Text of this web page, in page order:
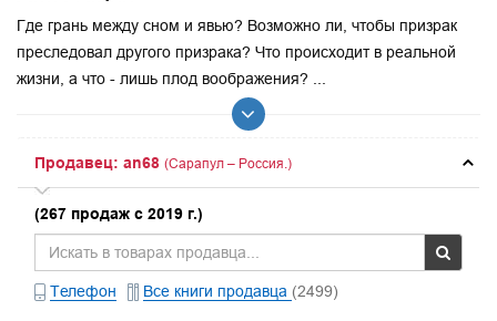
Где грань между сном и явью? Возможно ли, чтобы призрак
преследовал другого призрака? Что происходит в реальной
жизни, а что - лишь плод воображения? ...
Продавец: an68 (Сарапул – Россия.)
(267 продаж с 2019 г.)
Телефон Все книги продавца (2499)